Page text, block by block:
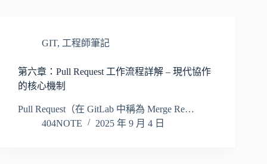
GIT, 工程師筆記
第六章：Pull Request 工作流程詳解 – 現代協作
的核心機制
Pull Request（在 GitLab 中稱為 Merge Re…
404NOTE
2025 年 9 月 4 日